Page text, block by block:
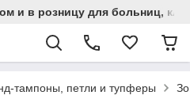
и в розницу для больниц,
тампоны, петли и тупферы